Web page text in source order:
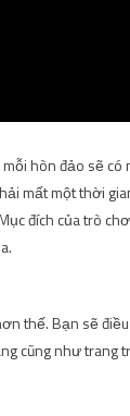
hòn đảo sẽ
mất một thời
đích của trò
thế. Bạn sẽ
cũng như trang